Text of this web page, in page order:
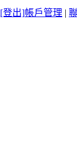
[登出]帳戶管理 |